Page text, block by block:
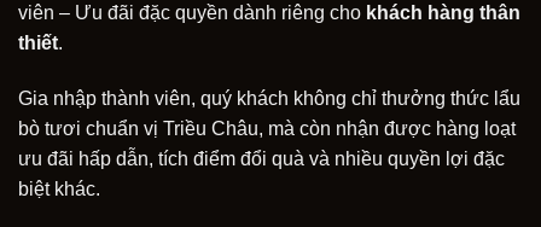
viên – Ưu đãi đặc quyền dành riêng cho khách hàng thân
thiết.
Gia nhập thành viên, quý khách không chỉ thưởng thức lẩu
bò tươi chuẩn vị Triều Châu, mà còn nhận được hàng loạt
ưu đãi hấp dẫn, tích điểm đổi quà và nhiều quyền lợi đặc
biệt khác.